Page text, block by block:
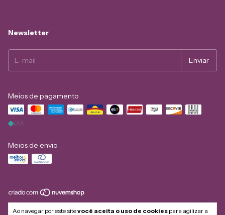
Ao navegar por este sitevocê aceita o uso de cookies para agilizar a
Newsletter
Meios de pagamento
Meios de envio
Copyright Kybela Tshirts - 20196865000182 - 2026. Todos os direitos
reservados.